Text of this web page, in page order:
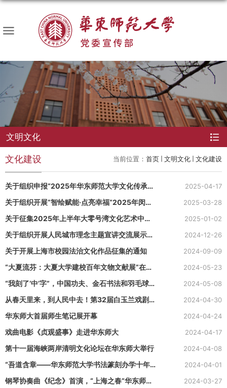
文明文化
当前位置： 首页 文明文化 文化建设
文化建设
关于组织申报“2025年华东师范大学文化传承创
新示范项目”的通知
2025-04-17
关于组织开展“智绘赋能·点亮幸福”2025年闵行
区公益 广告征集的通知
2025-03-28
关于征集2025年上半年大零号湾文化艺术中心
剧场使用需求的通知
2025-01-02
关于组织开展人民城市理念主题宣讲交流展示工
作的通知
2024-12-26
关于开展上海市校园法治文化作品征集的通知 2024-09-09
“大夏流芬：大夏大学建校百年文物文献展”在华
东师大开幕
2024-05-23
“我刻了‘中’字”，中国功夫、金石书法和羽毛球世
界冠军走进法国大中小校园
2024-05-08
从春天里来，到人民中去！第32届白玉兰戏剧表
演艺术奖获奖演员暨新时代文艺志愿服务专场在
2024-04-30
华东师大首届师生笔记展开幕 2024-04-24
戏曲电影《贞观盛事》走进华东师大 2024-04-17
第十一届海峡两岸清明文化论坛在华东师大举行 2024-04-08
“吾道含章——华东师范大学书法篆刻办学十年
作品展”暨全国大中小学书法美育一体化学术研
2024-04-01
钢琴协奏曲《纪念》首演，“上海之春”华东师大
2024-03-27